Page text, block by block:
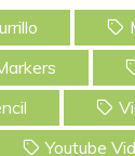
ai
l
Youtube